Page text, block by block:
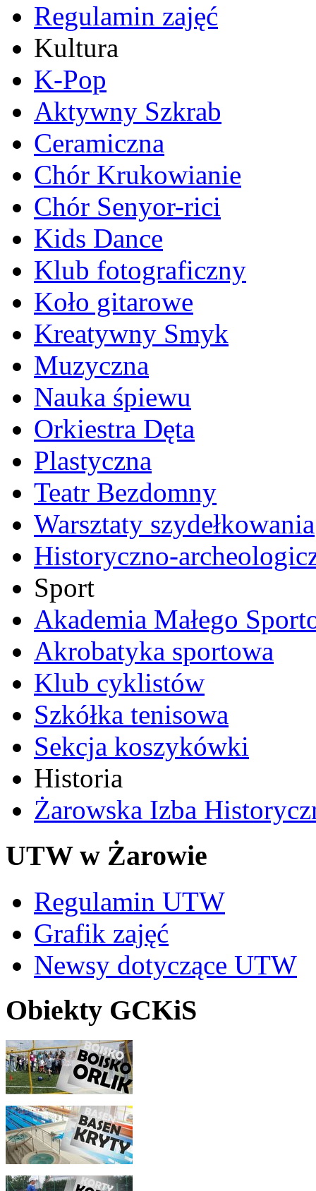
Regulamin zajęć
Kultura
K-Pop
Aktywny Szkrab
Ceramiczna
Chór Krukowianie
Chór Senyor-rici
Kids Dance
Klub fotograficzny
Koło gitarowe
Kreatywny Smyk
Muzyczna
Nauka śpiewu
Orkiestra Dęta
Plastyczna
Teatr Bezdomny
Warsztaty szydełkowania
Historyczno-
Sport
Akademia Małego
Akrobatyka sportowa
Klub cyklistów
Szkółka tenisowa
Sekcja koszykówki
Historia
Żarowska Izba
UTW w Żarowie
Regulamin UTW
Grafik zajęć
Newsy dotyczące UTW
Obiekty GCKiS